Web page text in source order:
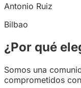
Antonio Ruiz
Bilbao
¿Por qué
Somos una
comprometidos